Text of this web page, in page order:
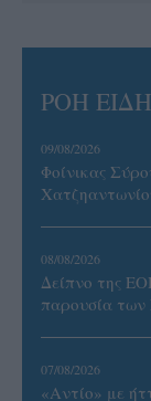
ΡΟΗ
09/08/2026
Φοίνικας
08/08/2026
Δείπνο της
παρουσία
07/08/2026
«Αντίο» με